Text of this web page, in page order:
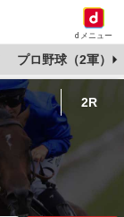
dメニュー
プロ野球（2軍）
2R